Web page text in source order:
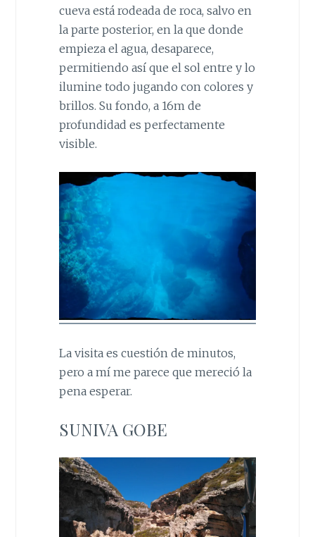
cueva está rodeada de roca, salvo en
la parte posterior, en la que donde
empieza el agua, desaparece,
permitiendo así que el sol entre y lo
ilumine todo jugando con colores y
brillos. Su fondo, a 16m de
profundidad es perfectamente
visible.
La visita es cuestión de minutos,
pero a mí me parece que mereció la
pena esperar.
SUNIVA GOBE